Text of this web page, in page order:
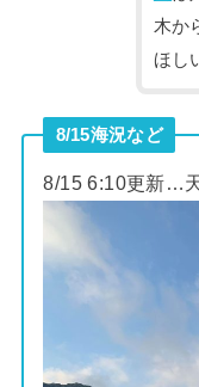
木か
ほし
8/15海況など
8/15 6:10更新…